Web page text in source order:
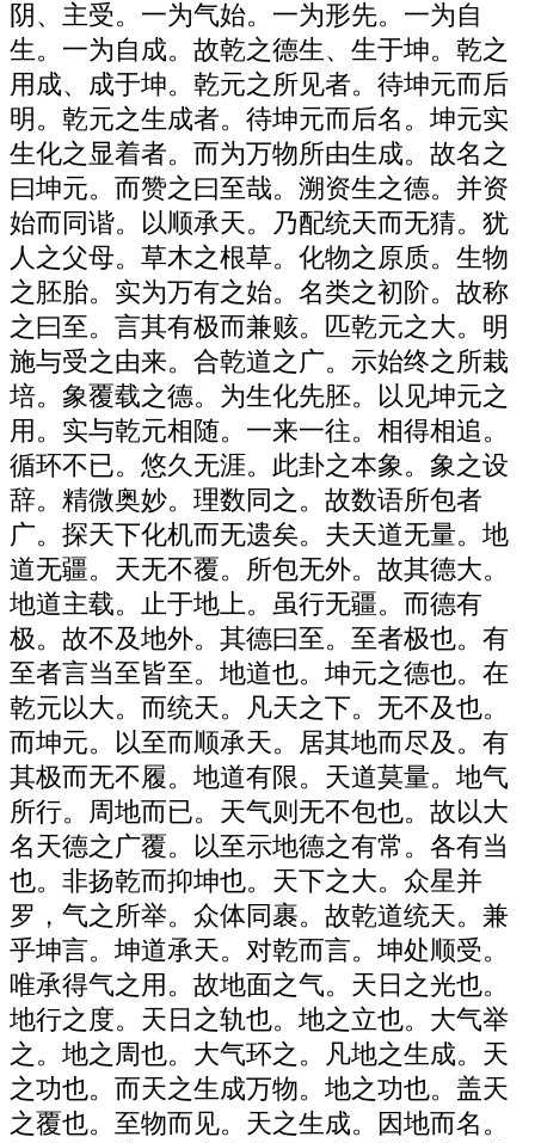
阴、主受。一为气始。一为形先。一为自
生。一为自成。故乾之德生、生于坤。乾之
用成、成于坤。乾元之所见者。待坤元而后
明。乾元之生成者。待坤元而后名。坤元实
生化之显着者。而为万物所由生成。故名之
曰坤元。而赞之曰至哉。溯资生之德。并资
始而同谐。以顺承天。乃配统天而无猜。犹
人之父母。草木之根草。化物之原质。生物
之胚胎。实为万有之始。名类之初阶。故称
之曰至。言其有极而兼赅。匹乾元之大。明
施与受之由来。合乾道之广。示始终之所栽
培。象覆载之德。为生化先胚。以见坤元之
用。实与乾元相随。一来一往。相得相追。
循环不已。悠久无涯。此卦之本象。象之设
辞。精微奥妙。理数同之。故数语所包者
广。探天下化机而无遗矣。夫天道无量。地
道无疆。天无不覆。所包无外。故其德大。
地道主载。止于地上。虽行无疆。而德有
极。故不及地外。其德曰至。至者极也。有
至者言当至皆至。地道也。坤元之德也。在
乾元以大。而统天。凡天之下。无不及也。
而坤元。以至而顺承天。居其地而尽及。有
其极而无不履。地道有限。天道莫量。地气
所行。周地而已。天气则无不包也。故以大
名天德之广覆。以至示地德之有常。各有当
也。非扬乾而抑坤也。天下之大。众星并
罗，气之所举。众体同裹。故乾道统天。兼
乎坤言。坤道承天。对乾而言。坤处顺受。
唯承得气之用。故地面之气。天日之光也。
地行之度。天日之轨也。地之立也。大气举
之。地之周也。大气环之。凡地之生成。天
之功也。而天之生成万物。地之功也。盖天
之覆也。至物而见。天之生成。因地而名。